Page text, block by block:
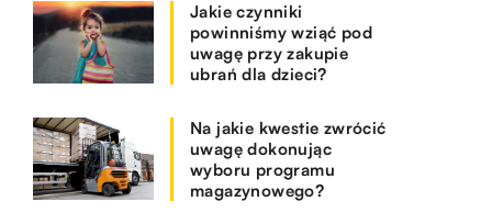
Jakie czynniki
powinniśmy wziąć pod
uwagę przy zakupie
ubrań dla dzieci?
Na jakie kwestie zwrócić
uwagę dokonując
wyboru programu
magazynowego?